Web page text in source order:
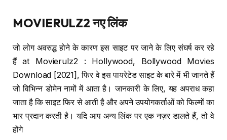
MOVIERULZ2नए लिंक
जो लोग अवरुद्ध होने के कारण इस साइट पर जाने के लिए संघर्ष कर रहे
हैं at Movierulz2 : Hollywood, Bollywood Movies
Download [2021], फिर वे इस पायरेटेड साइट के बारे में भी जानते हैं
जो विभिन्न डोमेन नामों में आता है। जानकारी के लिए, यह अपराध कहा
जाता है कि साइट फिर से आती है और अपने उपयोगकर्ताओं को फिल्मों का
भार प्रदान करती है। यदि आप अन्य लिंक पर एक नज़र डालते हैं, तो वे
होंगे